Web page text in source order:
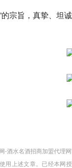
宗旨，真挚、
-酒水名酒招商加盟代理
用上述文章。已经本网